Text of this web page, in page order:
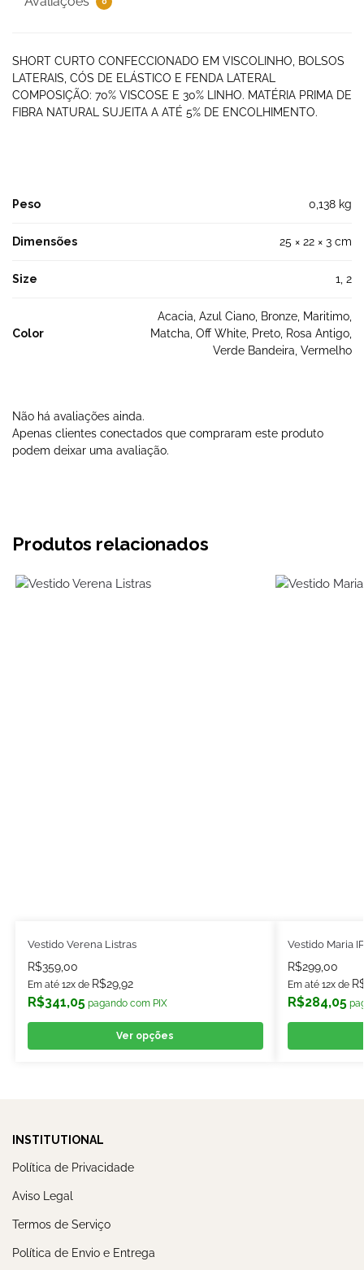
SHORT CURTO CONFECCIONADO EM VISCOLINHO, BOLSOS
LATERAIS, CÓS DE ELÁSTICO E FENDA LATERAL
COMPOSIÇÃO: 70% VISCOSE E 30% LINHO. MATÉRIA PRIMA DE
FIBRA NATURAL SUJEITA A ATÉ 5% DE ENCOLHIMENTO.
Peso 0,138 kg
Dimensões 25 × 22 × 3 cm
Size 1, 2
Color
Acacia, Azul Ciano, Bronze, Maritimo,
Matcha, Off White, Preto, Rosa Antigo,
Verde Bandeira, Vermelho
Não há avaliações ainda.
Apenas clientes conectados que compraram este produto
podem deixar uma avaliação.
Produtos relacionados
Vestido Verena Listras
R$359,00
Em até 12x de R$29,92
R$341,05 pagando com PIX
Ver opções
Vestido Maria
R$299,00
Em até 12x de
R$284,05
INSTITUTIONAL
Política de Privacidade
Aviso Legal
Termos de Serviço
Política de Envio e Entrega